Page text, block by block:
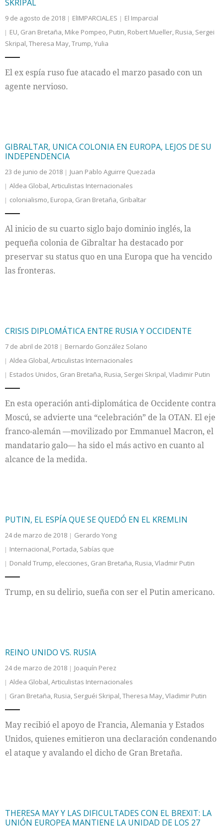
SKRIPAL
9 de agosto de 2018 ElIMPARCIAL.ES
El Imparcial
EU, Gran Bretaña, Mike Pompeo, Putin, Robert Mueller, Rusia, Sergei
Skripal,Theresa May,Trump,Yulia
El ex espía ruso fue atacado el marzo pasado con un
agente nervioso.
GIBRALTAR, UNICA COLONIA EN EUROPA, LEJOS DE SU
INDEPENDENCIA
23 de junio de 2018
Juan Pablo Aguirre Quezada
Aldea Global,Articulistas Internacionales
colonialismo, Europa, Gran Bretaña, Gribaltar
Al inicio de su cuarto siglo bajo dominio inglés, la
pequeña colonia de Gibraltar ha destacado por
preservar su status quo en una Europa que ha vencido
las fronteras.
CRISIS DIPLOMÁTICA ENTRE RUSIA Y OCCIDENTE
7 de abril de 2018
Bernardo González Solano
Aldea Global,Articulistas Internacionales
Estados Unidos, Gran Bretaña, Rusia, Sergei Skripal,Vladimir Putin
En esta operación anti-diplomática de Occidente contra
Moscú, se advierte una “celebración” de la OTAN. El eje
franco-alemán —movilizado por Emmanuel Macron, el
mandatario galo— ha sido el más activo en cuanto al
alcance de la medida.
PUTIN, EL ESPÍA QUE SE QUEDÓ EN EL KREMLIN
24 de marzo de 2018
Gerardo Yong
Internacional, Portada, Sabías que
Donald Trump, elecciones, Gran Bretaña, Rusia,Vladmir Putin
Trump, en su delirio, sueña con ser el Putin americano.
REINO UNIDO VS. RUSIA
24 de marzo de 2018
Joaquín Perez
Aldea Global,Articulistas Internacionales
Gran Bretaña, Rusia, Serguéi Skripal,Theresa May,Vladimir Putin
May recibió el apoyo de Francia, Alemania y Estados
Unidos, quienes emitieron una declaración condenando
el ataque y avalando el dicho de Gran Bretaña.
THERESA MAY Y LAS DIFICULTADES CON EL BREXIT: LA
UNIÓN EUROPEA MANTIENE LA UNIDAD DE LOS 27